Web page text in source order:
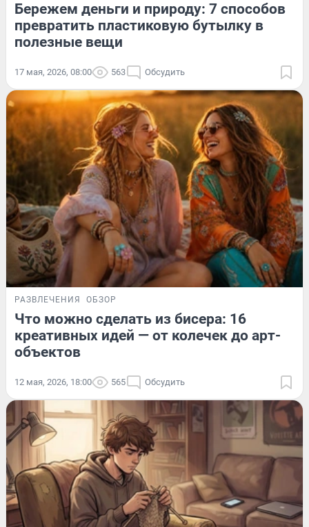
Бережем деньги и природу: 7 способов
превратить пластиковую бутылку в
полезные вещи
17 мая, 2026, 08:00 563 Обсудить
РАЗВЛЕЧЕНИЯ ОБЗОР
Что можно сделать из бисера: 16
креативных идей — от колечек до арт-
объектов
12 мая, 2026, 18:00 565 Обсудить